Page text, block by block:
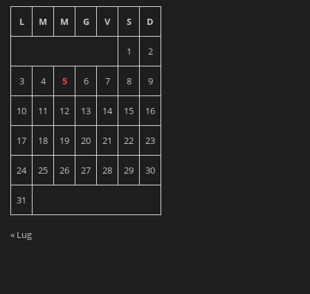
L M M G V S D
1 2
3 4 5 6 7 8 9
10 11 12 13 14 15 16
17 18 19 20 21 22 23
24 25 26 27 28 29 30
31
« Lug